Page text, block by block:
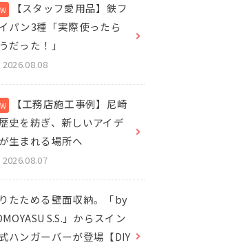
【スタッフ愛用品】鉄フ
パン3種「実際使ったら
だった！」
2026.08.08
【工務店施工事例】尼崎
史を紡ぎ、新しいアイデ
生まれる場所へ
2026.08.07
たためる壁面収納。「by
S.S.」からスイン
ハンガーバーが登場【DIY